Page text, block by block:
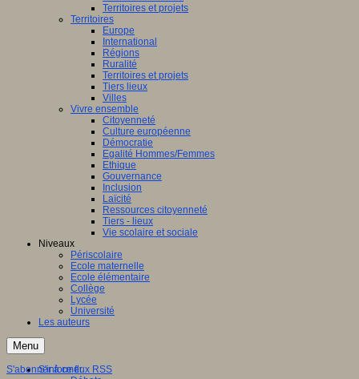
Territoires et projets
Territoires
Europe
International
Régions
Ruralité
Territoires et projets
Tiers lieux
Villes
Vivre ensemble
Citoyenneté
Culture européenne
Démocratie
Egalité Hommes/Femmes
Ethique
Gouvernance
Inclusion
Laïcité
Ressources citoyenneté
Tiers - lieux
Vie scolaire et sociale
Niveaux
Périscolaire
Ecole maternelle
Ecole élémentaire
Collège
Lycée
Université
Les auteurs
Menu
S'informer
S'abonner à ce flux RSS